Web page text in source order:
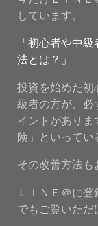
しています。
「初心者や中
法とは？」
投資を始めた初
級者の方が、必
イントがあり
険」といってい
その改善方法も
ＬＩＮＥ＠に
でもご覧いただ